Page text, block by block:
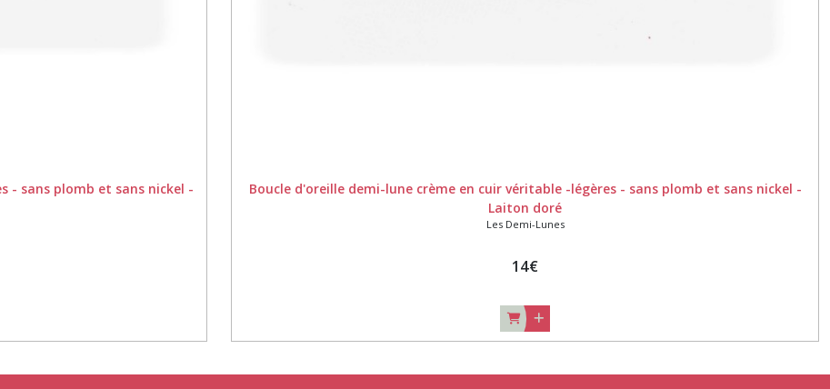
- sans plomb et sans nickel -
Boucle d'oreille demi-lune crème en cuir véritable -légères - sans plomb et sans nickel -
Laiton doré
Les Demi-Lunes
14€